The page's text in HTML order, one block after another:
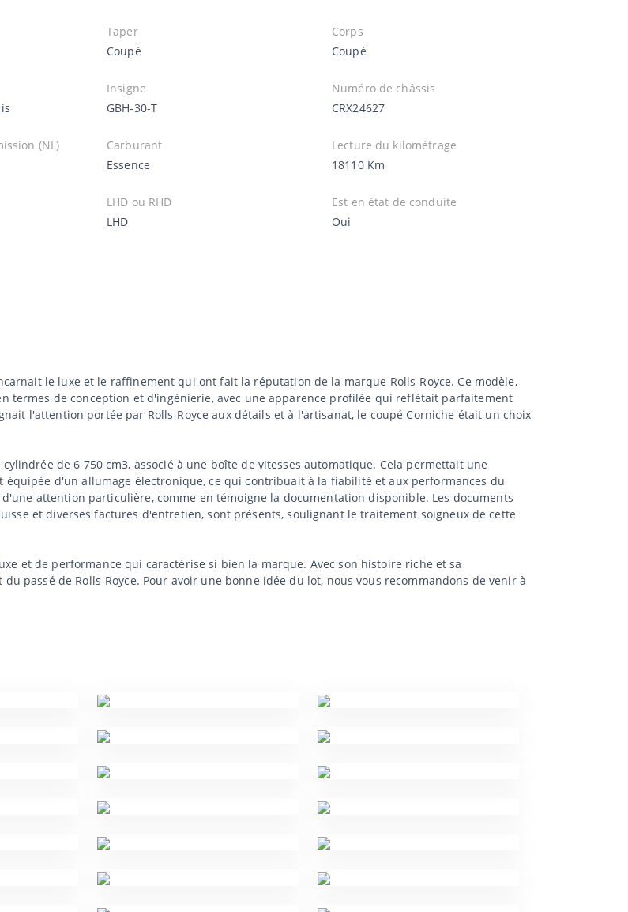
Taper
Coupé
Corps
Coupé
Insigne
GBH-30-T
Numéro de châssis
CRX24627
(NL)
Carburant
Essence
Lecture du kilométrage
18110 Km
LHD ou RHD
LHD
Est en état de conduite
Oui
le luxe et le raffinement qui ont fait la réputation de la marque Rolls-Royce. Ce modèle,
termes de conception et d'ingénierie, avec une apparence profilée qui reflétait parfaitement
l'attention portée par Rolls-Royce aux détails et à l'artisanat, le coupé Corniche était un choix
de 6 750 cm3, associé à une boîte de vitesses automatique. Cela permettait une
d'un allumage électronique, ce qui contribuait à la fiabilité et aux performances du
attention particulière, comme en témoigne la documentation disponible. Les documents
et diverses factures d'entretien, sont présents, soulignant le traitement soigneux de cette
et de performance qui caractérise si bien la marque. Avec son histoire riche et sa
passé de Rolls-Royce. Pour avoir une bonne idée du lot, nous vous recommandons de venir à